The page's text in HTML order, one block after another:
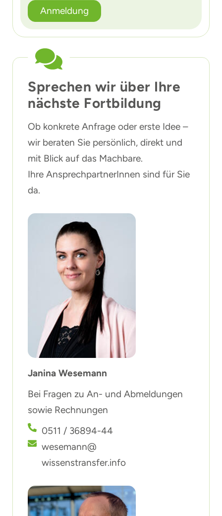
Anmeldung
Sprechen wir über Ihre
nächste Fortbildung
Ob konkrete Anfrage oder erste Idee –
wir beraten Sie persönlich, direkt und
mit Blick auf das Machbare.
Ihre AnsprechpartnerInnen sind für Sie
da.
Janina Wesemann
Bei Fragen zu An- und Abmeldungen
sowie Rechnungen
0511 / 36894-44
wesemann@
wissenstransfer.info